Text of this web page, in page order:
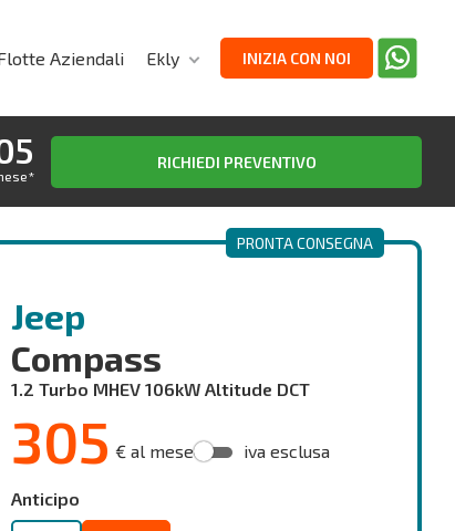
Aziendali Ekly INIZIA CON NOI
*
RICHIEDI PREVENTIVO
PRONTA CONSEGNA
Jeep
Compass
1.2 Turbo MHEV 106kW Altitude DCT
305 € al mese iva esclusa
Anticipo